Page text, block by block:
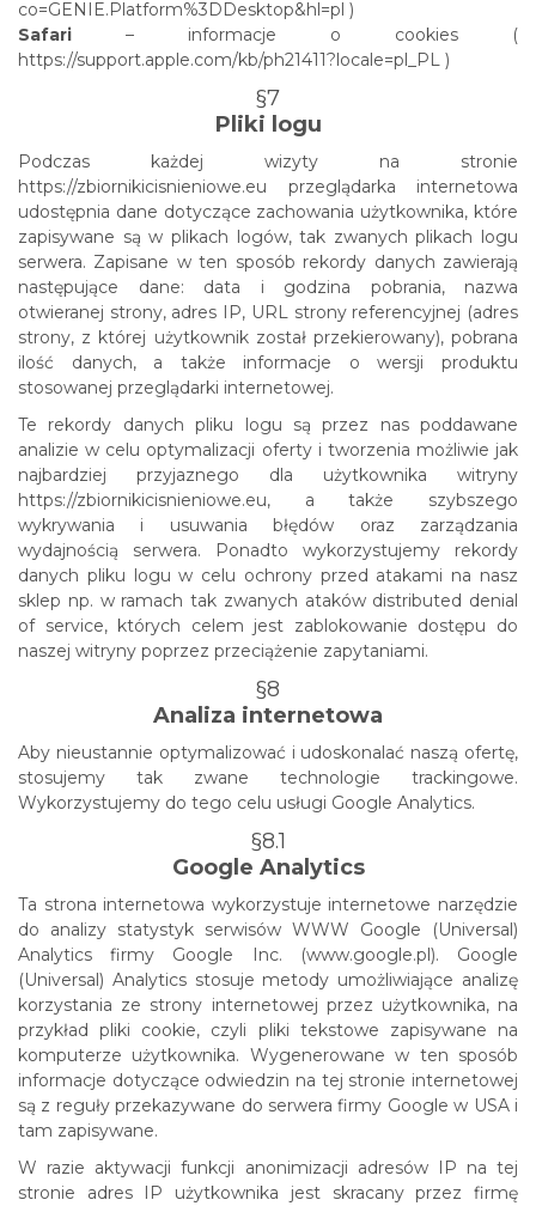
co=GENIE.Platform%3DDesktop&hl=pl )
Safari – informacje o cookies (
https://support.apple.com/kb/ph21411?locale=pl_PL )
§7
Pliki logu
Podczas każdej wizyty na stronie
https://zbiornikicisnieniowe.eu przeglądarka internetowa
udostępnia dane dotyczące zachowania użytkownika, które
zapisywane są w plikach logów, tak zwanych plikach logu
serwera. Zapisane w ten sposób rekordy danych zawierają
następujące dane: data i godzina pobrania, nazwa
otwieranej strony, adres IP, URL strony referencyjnej (adres
strony, z której użytkownik został przekierowany), pobrana
ilość danych, a także informacje o wersji produktu
stosowanej przeglądarki internetowej.
Te rekordy danych pliku logu są przez nas poddawane
analizie w celu optymalizacji oferty i tworzenia możliwie jak
najbardziej przyjaznego dla użytkownika witryny
https://zbiornikicisnieniowe.eu, a także szybszego
wykrywania i usuwania błędów oraz zarządzania
wydajnością serwera. Ponadto wykorzystujemy rekordy
danych pliku logu w celu ochrony przed atakami na nasz
sklep np. w ramach tak zwanych ataków distributed denial
of service, których celem jest zablokowanie dostępu do
naszej witryny poprzez przeciążenie zapytaniami.
§8
Analiza internetowa
Aby nieustannie optymalizować i udoskonalać naszą ofertę,
stosujemy tak zwane technologie trackingowe.
Wykorzystujemy do tego celu usługi Google Analytics.
§8.1
Google Analytics
Ta strona internetowa wykorzystuje internetowe narzędzie
do analizy statystyk serwisów WWW Google (Universal)
Analytics firmy Google Inc. (www.google.pl). Google
(Universal) Analytics stosuje metody umożliwiające analizę
korzystania ze strony internetowej przez użytkownika, na
przykład pliki cookie, czyli pliki tekstowe zapisywane na
komputerze użytkownika. Wygenerowane w ten sposób
informacje dotyczące odwiedzin na tej stronie internetowej
są z reguły przekazywane do serwera firmy Google w USA i
tam zapisywane.
W razie aktywacji funkcji anonimizacji adresów IP na tej
stronie adres IP użytkownika jest skracany przez firmę